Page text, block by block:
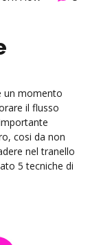
un momento
il flusso
cosi da non
nel tranello
5 tecniche di